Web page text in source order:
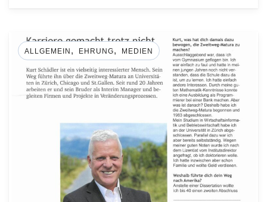
ALLGEMEIN , EHRUNG, MEDIEN